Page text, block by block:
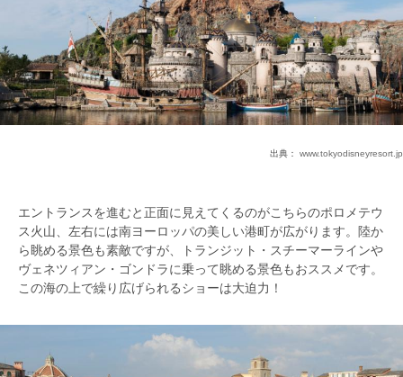
出典： www.tokyodisneyresort.jp
エントランスを進むと正面に見えてくるのがこちらのポロメテウ
ス火山、左右には南ヨーロッパの美しい港町が広がります。陸か
ら眺める景色も素敵ですが、トランジット・スチーマーラインや
ヴェネツィアン・ゴンドラに乗って眺める景色もおススメです。
この海の上で繰り広げられるショーは大迫力！